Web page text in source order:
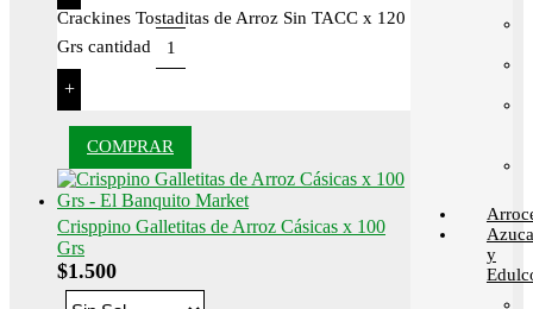
Crackines Tostaditas de Arroz Sin TACC x 120
Grs cantidad
+
COMPRAR
Crisppino Galletitas de Arroz Cásicas x 100
Grs
$1.500
y